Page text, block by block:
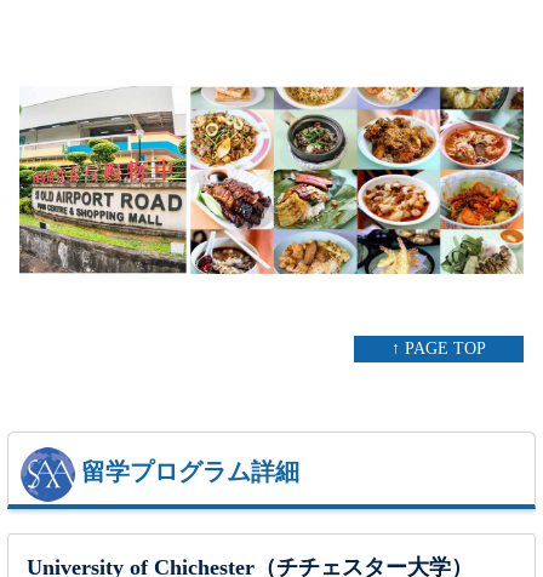
↑ PAGE TOP
留学プログラム詳細
University of Chichester（チチェスター大学）